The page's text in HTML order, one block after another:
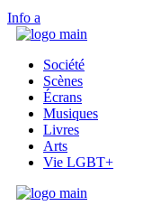
Info
Société
Scènes
Écrans
Musiques
Livres
Arts
Vie LGBT+